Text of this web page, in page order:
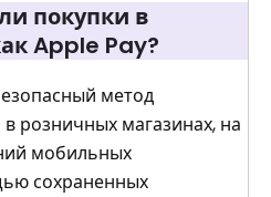
покупки в
Apple Pay?
метод
розничных магазинах, на
мобильных
сохраненных